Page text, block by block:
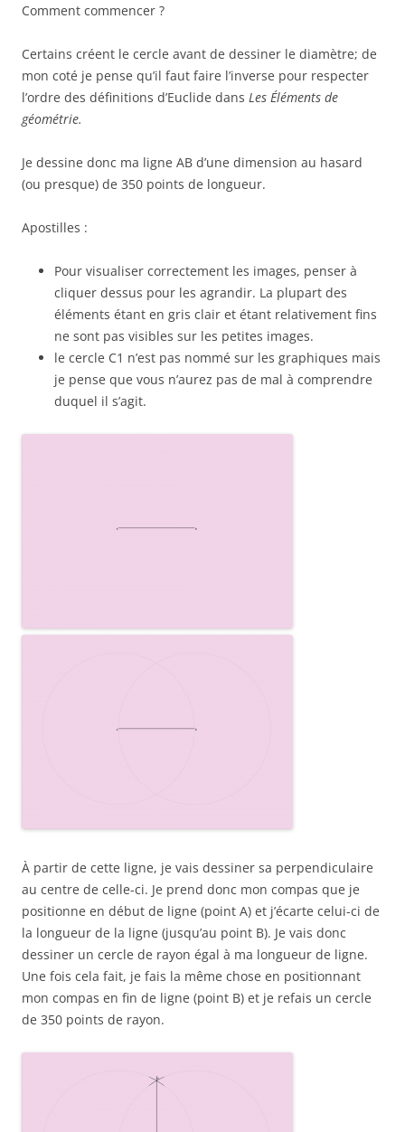
Comment commencer ?
Certains créent le cercle avant de dessiner le diamètre; de
mon coté je pense qu’il faut faire l’inverse pour respecter
l’ordre des définitions d’Euclide dans Les Éléments de
géométrie.
Je dessine donc ma ligne AB d’une dimension au hasard
(ou presque) de 350 points de longueur.
Apostilles :
Pour visualiser correctement les images, penser à
cliquer dessus pour les agrandir. La plupart des
éléments étant en gris clair et étant relativement fins
ne sont pas visibles sur les petites images.
le cercle C1 n’est pas nommé sur les graphiques mais
je pense que vous n’aurez pas de mal à comprendre
duquel il s’agit.
À partir de cette ligne, je vais dessiner sa perpendiculaire
au centre de celle-ci. Je prend donc mon compas que je
positionne en début de ligne (point A) et j’écarte celui-ci de
la longueur de la ligne (jusqu’au point B). Je vais donc
dessiner un cercle de rayon égal à ma longueur de ligne.
Une fois cela fait, je fais la même chose en positionnant
mon compas en fin de ligne (point B) et je refais un cercle
de 350 points de rayon.